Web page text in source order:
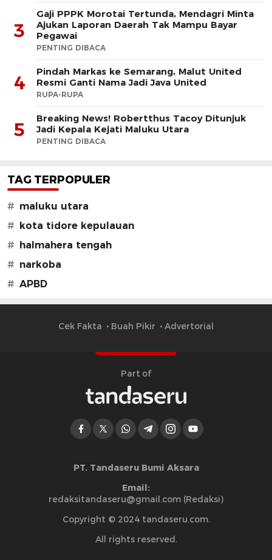
3
Gaji PPPK Morotai Tertunda, Mendagri Minta
Ajukan Laporan Daerah Tak Mampu Bayar
Pegawai
PENTING DIBACA
4
Pindah Markas ke Semarang, Malut United
Resmi Ganti Nama Jadi Java United
RUPA-RUPA
5
Breaking News! Robertthus Tacoy Ditunjuk
Jadi Kepala Kejati Maluku Utara
PENTING DIBACA
TAG TERPOPULER
# maluku utara
# kota tidore kepulauan
# halmahera tengah
# narkoba
# APBD
Cek Fakta Buah Pikir Advertorial
Part of
PT. Tandaseru Bumi Aksara
Email:
redaksitandaseru@gmail.com (Redaksi)
Copyright © 2024 tandaseru.com.
All rights reserved.